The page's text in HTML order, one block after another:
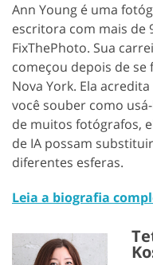
Ann Young é uma
escritora com mais de
FixThePhoto. Sua
começou depois de
Nova York. Ela
você souber como
de muitos fotógrafos,
de IA possam
diferentes esferas.
Leia a biografia